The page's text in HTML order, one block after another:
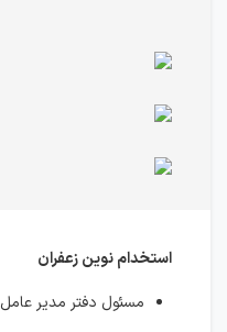
استخدام نوین زعفران
مسئول دفتر مدیر عامل